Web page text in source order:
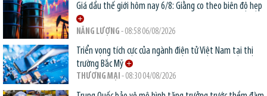
Giá dầu thế giới hôm nay 6/8: Giằng co theo biên độ hẹp
NĂNG LƯỢNG - 08:58 06/08/2026
Triển vọng tích cực của ngành điện tử Việt Nam tại thị
trường Bắc Mỹ
THƯƠNG MẠI - 08:30 04/08/2026